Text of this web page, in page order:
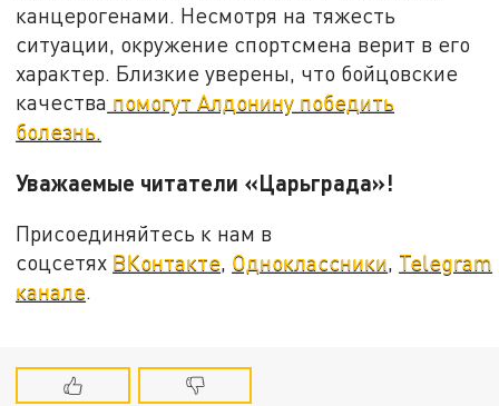
канцерогенами. Несмотря на тяжесть
ситуации, окружение спортсмена верит в его
характер. Близкие уверены, что бойцовские
качества помогут Алдонину победить
болезнь.
Уважаемые читатели «Царьграда»!
Присоединяйтесь к нам в
соцсетях ВКонтакте, Одноклассники, Telegram
канале.